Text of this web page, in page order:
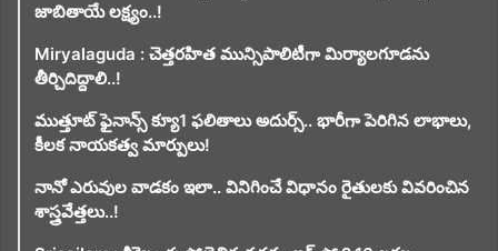
జాబితాయే లక్ష్యం..!
Miryalaguda : చెత్తరహిత మున్సిపాలిటీగా మిర్యాలగూడను
తీర్చిదిద్దాలి..!
ముత్తూట్ ఫైనాన్స్ క్యూ1 ఫలితాలు అదుర్స్.. భారీగా పెరిగిన లాభాలు,
కీలక నాయకత్వ మార్పులు!
నానో ఎరువుల వాడకం ఇలా.. వినిగించే విధానం రైతులకు వివరించిన
శాస్త్రవేత్తలు..!